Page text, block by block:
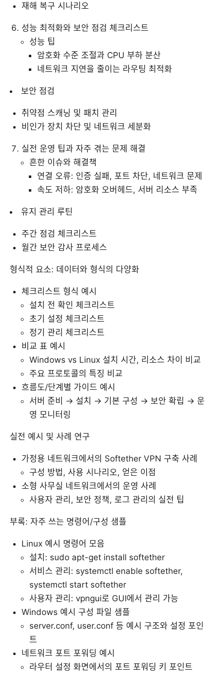
재해 복구 시나리오
성능 최적화와 보안 점검 체크리스트
성능 팁
암호화 수준 조절과 CPU 부하 분산
네트워크 지연을 줄이는 라우팅 최적화
보안 점검
취약점 스캐닝 및 패치 관리
비인가 장치 차단 및 네트워크 세분화
실전 운영 팁과 자주 겪는 문제 해결
흔한 이슈와 해결책
연결 오류: 인증 실패, 포트 차단, 네트워크 문제
속도 저하: 암호화 오버헤드, 서버 리소스 부족
유지 관리 루틴
주간 점검 체크리스트
월간 보안 감사 프로세스
형식적 요소: 데이터와 형식의 다양화
체크리스트 형식 예시
설치 전 확인 체크리스트
초기 설정 체크리스트
정기 관리 체크리스트
비교 표 예시
Windows vs Linux 설치 시간, 리소스 차이 비교
주요 프로토콜의 특징 비교
흐름도/단계별 가이드 예시
서버 준비 → 설치 → 기본 구성 → 보안 확립 → 운
영 모니터링
실전 예시 및 사례 연구
가정용 네트워크에서의 Softether VPN 구축 사례
구성 방법, 사용 시나리오, 얻은 이점
소형 사무실 네트워크에서의 운영 사례
사용자 관리, 보안 정책, 로그 관리의 실전 팁
부록: 자주 쓰는 명령어/구성 샘플
Linux 예시 명령어 모음
설치: sudo apt-get install softether
서비스 관리: systemctl enable softether,
systemctl start softether
사용자 관리: vpngui로 GUI에서 관리 가능
Windows 예시 구성 파일 샘플
server.conf, user.conf 등 예시 구조와 설정 포인
트
네트워크 포트 포워딩 예시
라우터 설정 화면에서의 포트 포워딩 키 포인트